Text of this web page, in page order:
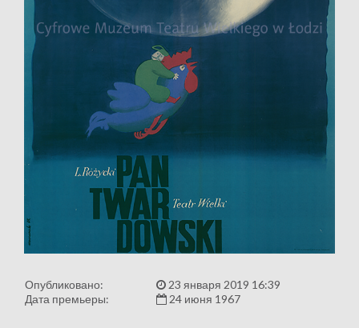
Опубликовано:
23 января 2019 16:39
Дата премьеры:
24 июня 1967